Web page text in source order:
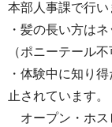
本部人事課で行い
・髪の長い方は
（ポニーテール不
・体験中に知り
止されています。
オープン・ホス